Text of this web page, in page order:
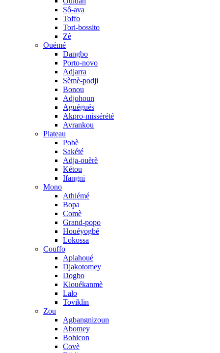
Sô-ava
Toffo
Tori-bossito
Zè
Ouémé
Dangbo
Porto-novo
Adjarra
Sèmè-podji
Bonou
Adjohoun
Aguégués
Akpro-missérété
Avrankou
Plateau
Pobè
Sakété
Adja-ouèrè
Kétou
Ifangni
Mono
Athiémé
Bopa
Comè
Grand-popo
Houéyogbé
Lokossa
Couffo
Aplahoué
Djakotomey
Dogbo
Klouékanmè
Lalo
Toviklin
Zou
Agbangnizoun
Abomey
Bohicon
Covè